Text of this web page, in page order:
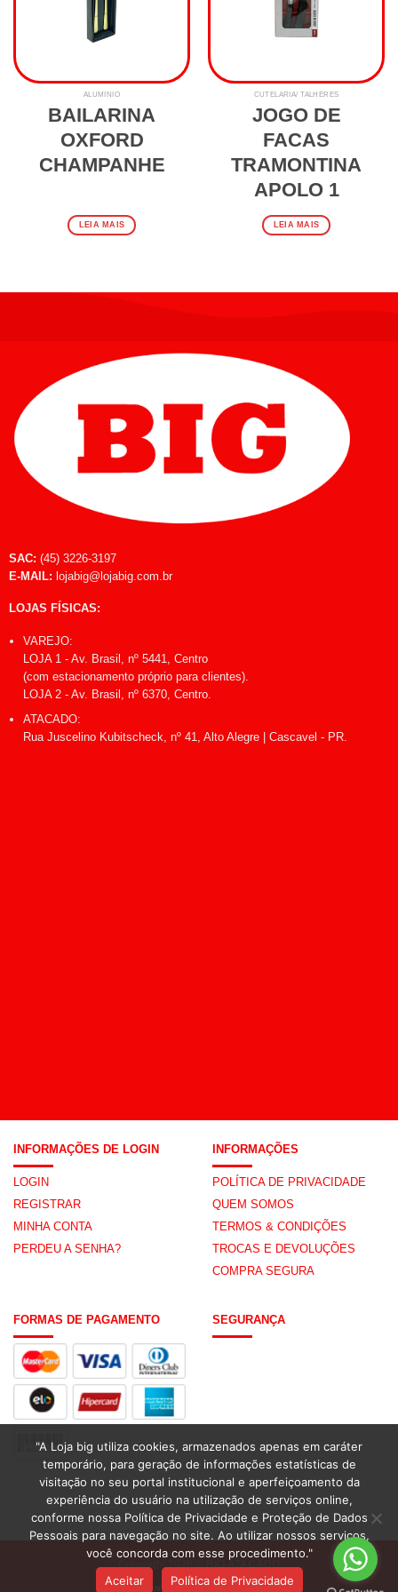
ALUMINIO
BAILARINA
OXFORD
CHAMPANHE
LEIA MAIS
CUTELARIA/ TALHERES
JOGO DE
FACAS
TRAMONTINA
APOLO 1
LEIA MAIS
SAC: (45) 3226-3197
E-MAIL: lojabig@lojabig.com.br
LOJAS FÍSICAS:
VAREJO:
LOJA 1 - Av. Brasil, nº 5441, Centro
(com estacionamento próprio para clientes).
LOJA 2 - Av. Brasil, nº 6370, Centro.
ATACADO:
Rua Juscelino Kubitscheck, nº 41, Alto Alegre | Cascavel - PR.
INFORMAÇÕES DE LOGIN
LOGIN
REGISTRAR
MINHA CONTA
PERDEU A SENHA?
INFORMAÇÕES
POLÍTICA DE PRIVACIDADE
QUEM SOMOS
TERMOS & CONDIÇÕES
TROCAS E DEVOLUÇÕES
COMPRA SEGURA
FORMAS DE PAGAMENTO SEGURANÇA
"A Loja big utiliza cookies, armazenados apenas em caráter
temporário, para geração de informações estatísticas de
visitação no seu portal institucional e aperfeiçoamento da
experiência do usuário na utilização de serviços online,
conforme nossa Política de Privacidade e Proteção de Dados
Pessoais para navegação no site. Ao utilizar nossos serviços,
você concorda com esse procedimento."
Aceitar
Política de Privacidade